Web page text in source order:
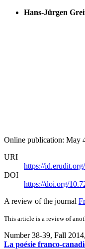
Hans-Jürgen
Online publication: May
URI
https://
DOI
https://doi.org/
A review of the journal
This article is a review of
Number 38-39, Fall
La poésie franco-